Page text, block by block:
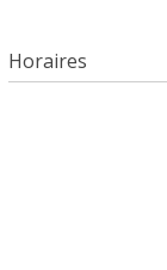
Horaires